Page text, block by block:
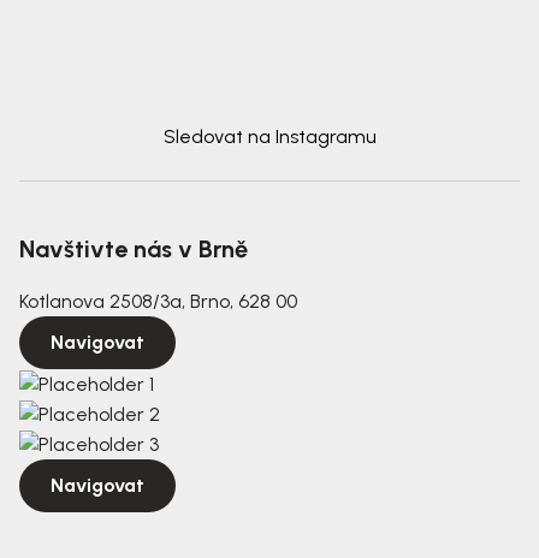
Sledovat na Instagramu
Navštivte nás v Brně
Kotlanova 2508/3a, Brno, 628 00
Navigovat
Navigovat